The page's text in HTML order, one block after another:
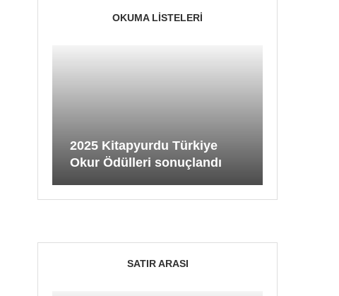
OKUMA LISTELERI
2025 Kitapyurdu Türkiye
Okur Ödülleri sonuçlandı
SATIR ARASI